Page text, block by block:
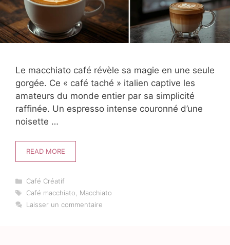
Le macchiato café révèle sa magie en une seule
gorgée. Ce « café taché » italien captive les
amateurs du monde entier par sa simplicité
raffinée. Un espresso intense couronné d’une
noisette …
READ MORE
Catégories
Café Créatif
Étiquettes
Café macchiato
Macchiato
Laisser un commentaire